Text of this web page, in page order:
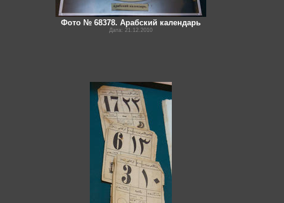
Фото № 68378. Арабский календарь
Дата: 21.12.2010